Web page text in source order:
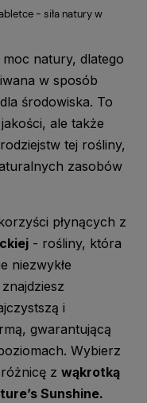
- siła natury w
natury, dlatego
w sposób
środowiska. To
ale także
tej rośliny,
zasobów
płynących z
- rośliny, która
niezwykłe
i
gwarantującą
Wybierz
z wąkrotką
Sunshine.